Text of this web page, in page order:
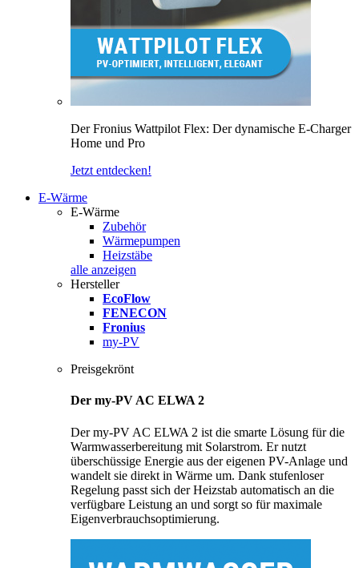
Der Fronius Wattpilot Flex: Der dynamische E-Charger
Home und Pro
Jetzt entdecken!
E-Wärme
E-Wärme
Zubehör
Wärmepumpen
Heizstäbe
alle anzeigen
Hersteller
EcoFlow
FENECON
Fronius
my-PV
Preisgekrönt
Der my-PV AC ELWA 2
Der my-PV AC ELWA 2 ist die smarte Lösung für die
Warmwasserbereitung mit Solarstrom. Er nutzt
überschüssige Energie aus der eigenen PV-Anlage und
wandelt sie direkt in Wärme um. Dank stufenloser
Regelung passt sich der Heizstab automatisch an die
verfügbare Leistung an und sorgt so für maximale
Eigenverbrauchsoptimierung.